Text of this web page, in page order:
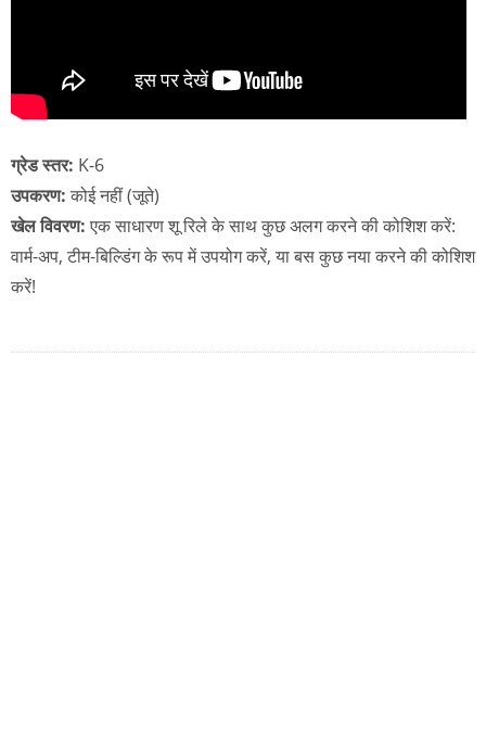
ग्रेड स्तर: K-6
उपकरण: कोई नहीं (जूते)
खेल विवरण: एक साधारण शू रिले के साथ कुछ अलग करने की कोशिश करें:
वार्म-अप, टीम-बिल्डिंग के रूप में उपयोग करें, या बस कुछ नया करने की कोशिश
करें!